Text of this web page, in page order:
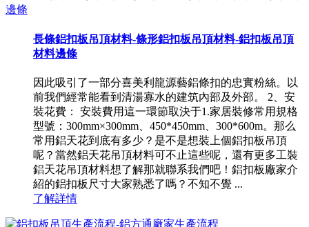
長條鋁扣板吊頂材料-條形鋁扣板吊頂材料-鋁扣板吊頂
材料邊條
因此吸引了一部分喜美利龍源藝鋁條扣的忠實粉絲。以
前我們經常能看到清湯寡水的建筑內部及外部。 2、安
裝花費： 安裝費用這一環節取決于1.家居裝修常用規格
型號：300mm×300mm、450*450mm、300*600m。那么
常用鋁天花到底有多少？是不是想裝上個鋁扣板吊頂
呢？當然鋁天花吊頂材料可不止這些呢，還有更多工裝
鋁天花吊頂材料想了解那就聯系我們吧！鋁扣板廠家介
紹的鋁扣板尺寸大家熟悉了嗎？不知不覺 ...
了解詳情